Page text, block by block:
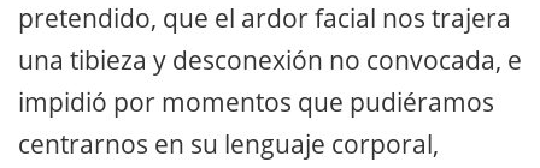
pretendido, que el ardor facial nos trajera
una tibieza y desconexión no convocada, e
impidió por momentos que pudiéramos
centrarnos en su lenguaje corporal,